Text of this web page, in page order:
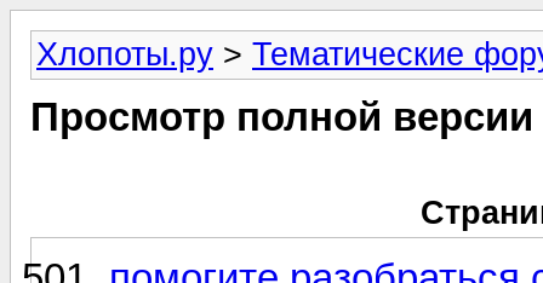
Хлопоты.ру > Тематические
Просмотр полной